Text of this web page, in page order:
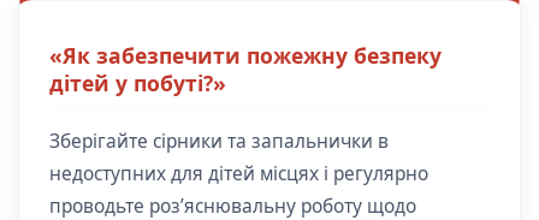
«Як забезпечити пожежну безпеку
дітей у побуті?»
Зберігайте сірники та запальнички в
недоступних для дітей місцях і регулярно
проводьте роз’яснювальну роботу щодо